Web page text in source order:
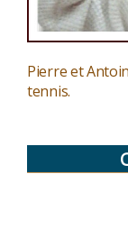
Pierre et
tennis.